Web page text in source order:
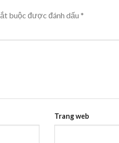
buộc được đánh dấu *
Trang web